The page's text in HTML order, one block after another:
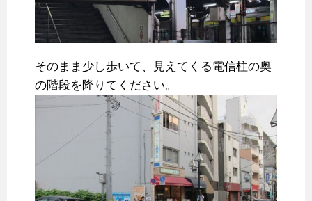
そのまま少し歩いて、見えてくる電信柱の奥
の階段を降りてください。